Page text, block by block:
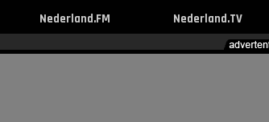
Nederland.FM Nederland.TV